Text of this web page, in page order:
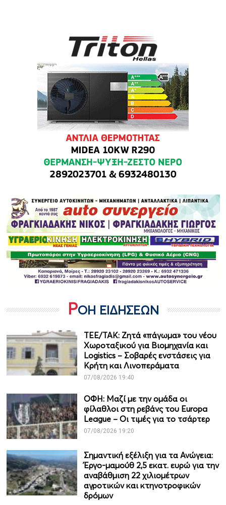
ΡΟΗ ΕΙΔΗΣΕΩΝ
ΤΕΕ/ΤΑΚ: Ζητά «πάγωμα» του νέου
Χωροταξικού για Βιομηχανία και
Logistics – Σοβαρές ενστάσεις για
Κρήτη και Λινοπεράματα
07/08/2026 19:40
ΟΦΗ: Μαζί με την ομάδα οι
φίλαθλοι στη ρεβάνς του Europa
League – Οι τιμές για το τσάρτερ
07/08/2026 19:20
Σημαντική εξέλιξη για τα Ανώγεια:
Έργο-μαμούθ 2,5 εκατ. ευρώ για την
αναβάθμιση 22 χιλιομέτρων
αγροτικών και κτηνοτροφικών
δρόμων